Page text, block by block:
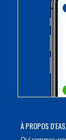
À PROPOS